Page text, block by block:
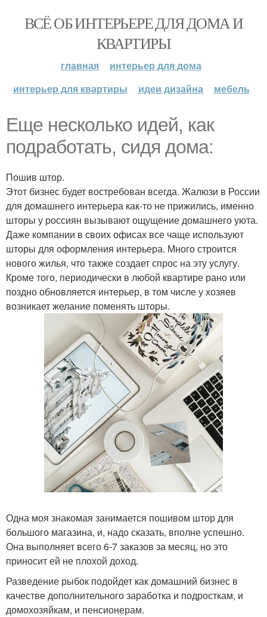
ВСЁ ОБ ИНТЕРЬЕРЕ ДЛЯ ДОМА И
КВАРТИРЫ
главная
интерьер для дома
интерьер для квартиры
идеи дизайна мебель
Еще несколько идей, как
подработать, сидя дома:
Пошив штор.
Этот бизнес будет востребован всегда. Жалюзи в России
для домашнего интерьера как-то не прижились, именно
шторы у россиян вызывают ощущение домашнего уюта.
Даже компании в своих офисах все чаще используют
шторы для оформления интерьера. Много строится
нового жилья, что также создает спрос на эту услугу.
Кроме того, периодически в любой квартире рано или
поздно обновляется интерьер, в том числе у хозяев
возникает желание поменять шторы.
Одна моя знакомая занимается пошивом штор для
большого магазина, и, надо сказать, вполне успешно.
Она выполняет всего 6-7 заказов за месяц, но это
приносит ей не плохой доход.
Разведение рыбок подойдет как домашний бизнес в
качестве дополнительного заработка и подросткам, и
домохозяйкам, и пенсионерам.